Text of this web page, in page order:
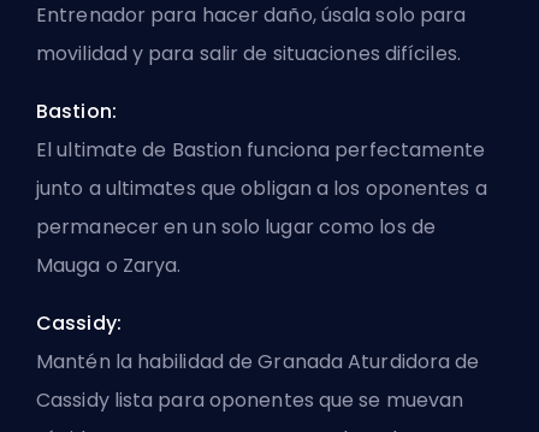
Entrenador para hacer daño, úsala solo para
movilidad y para salir de situaciones difíciles.
Bastion:
El ultimate de Bastion funciona perfectamente
junto a ultimates que obligan a los oponentes a
permanecer en un solo lugar como los de
Mauga o Zarya.
Cassidy:
Mantén la habilidad de Granada Aturdidora de
Cassidy lista para oponentes que se muevan